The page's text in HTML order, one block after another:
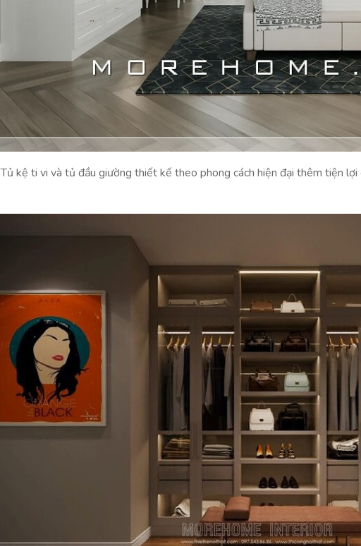
Tủ kệ ti vi và tủ đầu giường thiết kế theo phong cách hiện đại thêm tiện